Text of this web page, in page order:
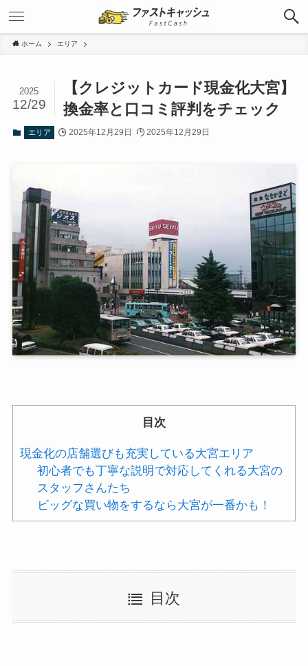
ホーム エリア
【クレジットカード現金化大宮】
換金率と口コミ評判をチェック
2025
12/29
エリア 2025年12月29日 2025年12月29日
目次
現金化の店舗選びも充実している大宮エリア
初心者でも丁寧な説明で対応してくれる大宮の
スタッフさんたち
ビッグな買い物をするなら大宮が一番かも！
目次